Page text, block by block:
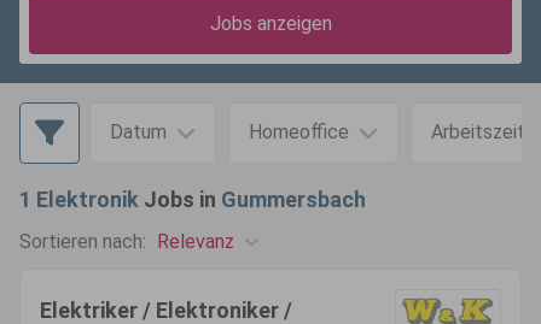
Jobs anzeigen
Datum Homeoffice Arbeitszeit
1 Elektronik Jobs in Gummersbach
Sortieren nach: Relevanz
Elektriker / Elektroniker /